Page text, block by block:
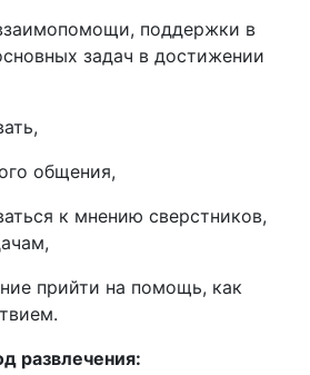
поддержки в
задач в достижении
общения,
к мнению сверстников,
прийти на помощь, как
развлечения: